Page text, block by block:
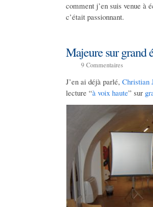
comment j’en suis venue à
c’était passionnant.
Majeure sur grand
9 Commentaires
J’en ai déjà parlé, Christian
lecture “à voix haute” sur